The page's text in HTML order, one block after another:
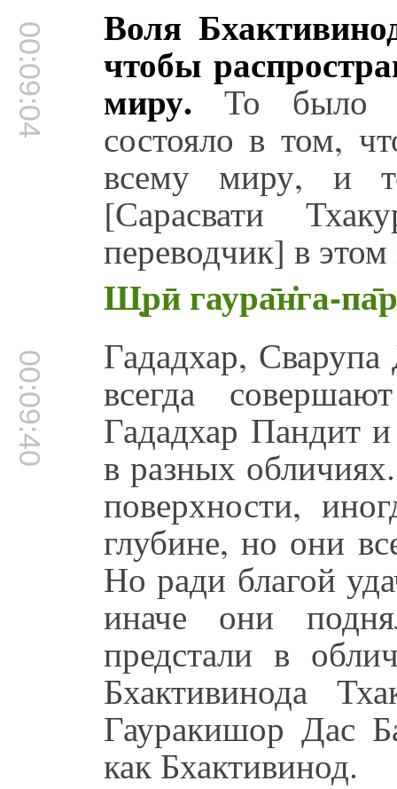
00:09:04 Воля
чтобы
миру. То было
состояло в том,
всему миру, и
[Сарасвати
переводчик] в
Ш̣рӣ гаура̄н̇га-
00:09:40 Гададхар,
всегда
Гададхар Пандит
в разных
поверхности,
глубине, но они
Но ради благой
иначе они
предстали в
Бхактивинода
Гауракишор Дас
как Бхактивинод.